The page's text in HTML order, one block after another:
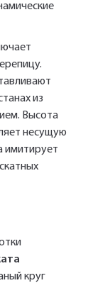
из
Высота
несущую
имитирует
круг